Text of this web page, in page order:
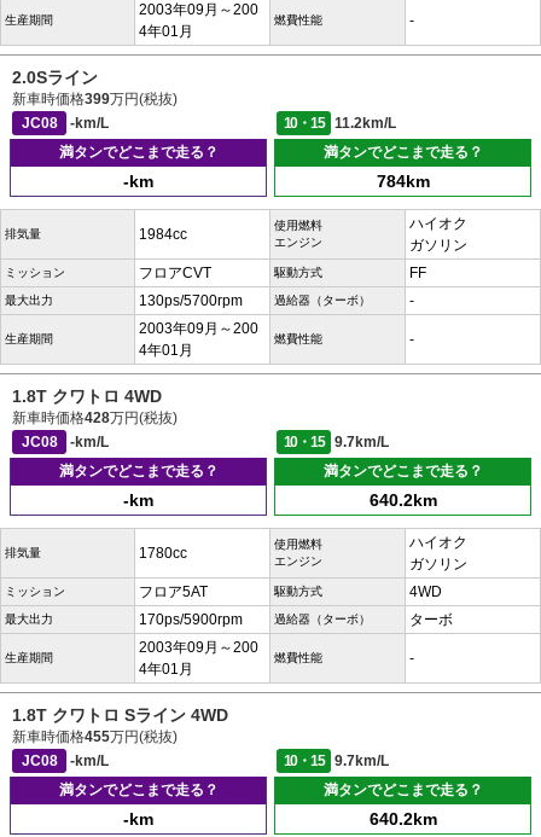
生産期間
2003年09月～200
4年01月
燃費性能 -
2.0Sライン
新車時価格399万円(税抜)
JC08
-km/L 10・15
11.2km/L
満タンでどこまで走る？
-km
満タンでどこまで走る？
784km
排気量 1984cc
使用燃料
エンジン
ハイオク
ガソリン
ミッション フロアCVT 駆動方式 FF
最大出力 130ps/5700rpm 過給器（ターボ） -
生産期間
2003年09月～200
4年01月
燃費性能 -
1.8T クワトロ 4WD
新車時価格428万円(税抜)
JC08
-km/L 10・15
9.7km/L
満タンでどこまで走る？
-km
満タンでどこまで走る？
640.2km
排気量 1780cc
使用燃料
エンジン
ハイオク
ガソリン
ミッション フロア5AT 駆動方式 4WD
最大出力 170ps/5900rpm 過給器（ターボ） ターボ
生産期間
2003年09月～200
4年01月
燃費性能 -
1.8T クワトロ Sライン 4WD
新車時価格455万円(税抜)
JC08
-km/L 10・15
9.7km/L
満タンでどこまで走る？
-km
満タンでどこまで走る？
640.2km